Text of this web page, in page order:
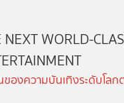
NEXT WORLD-
องความบันเทิงระดับโล